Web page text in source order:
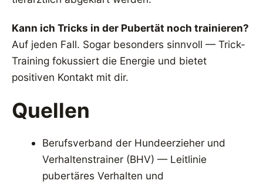
Kann ich Tricks in der Pubertät noch trainieren?
Auf jeden Fall. Sogar besonders sinnvoll — Trick-
Training fokussiert die Energie und bietet
positiven Kontakt mit dir.
Quellen
Berufsverband der Hundeerzieher und
Verhaltenstrainer (BHV) — Leitlinie
pubertäres Verhalten und